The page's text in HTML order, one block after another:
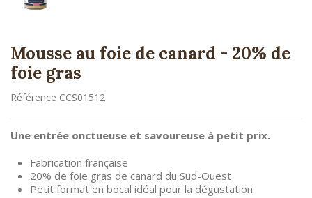
Mousse au foie de canard - 20% de
foie gras
Référence CCS01512
Une entrée onctueuse et savoureuse à petit prix.
Fabrication française
20% de foie gras de canard du Sud-Ouest
Petit format en bocal idéal pour la dégustation